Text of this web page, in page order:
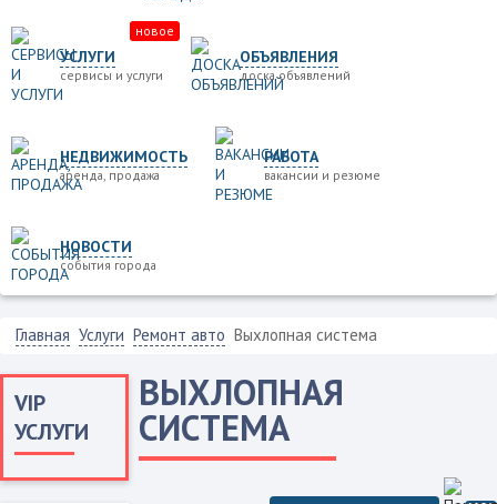
УСЛУГИ
сервисы и услуги
новое
ОБЪЯВЛЕНИЯ
доска объявлений
НЕДВИЖИМОСТЬ
аренда, продажа
РАБОТА
вакансии и резюме
НОВОСТИ
события города
Главная Услуги Ремонт авто Выхлопная система
VIP
УСЛУГИ
ВЫХЛОПНАЯ
СИСТЕМА